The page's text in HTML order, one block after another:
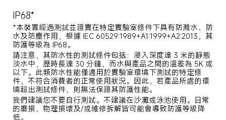
IP68*
*本裝置經過測試並證實在特定實驗室條件下具有防濺水、防
水及防塵作用，根據 IEC 60529:1989+A1:1999+A2:2013，其
防護等級為 IP68。
請注意，其防水性的測試條件包括：浸入深度達 3 米的靜態
淡水中，歷時長達 30 分鐘，而水與產品之間的溫差為 5K 或
以下。此類防水性能僅適用於實驗室環境下測試的特定條
件，不符合消費者的正常使用狀況。因此，若產品所處的環
境超出測試條件，則無法保證其防護性能。
我們建議您不要自行測試。不建議在沙灘或泳池使用。日常
的磨損、物理損壞及/或維修拆解皆可能會導致防護等級降
低。